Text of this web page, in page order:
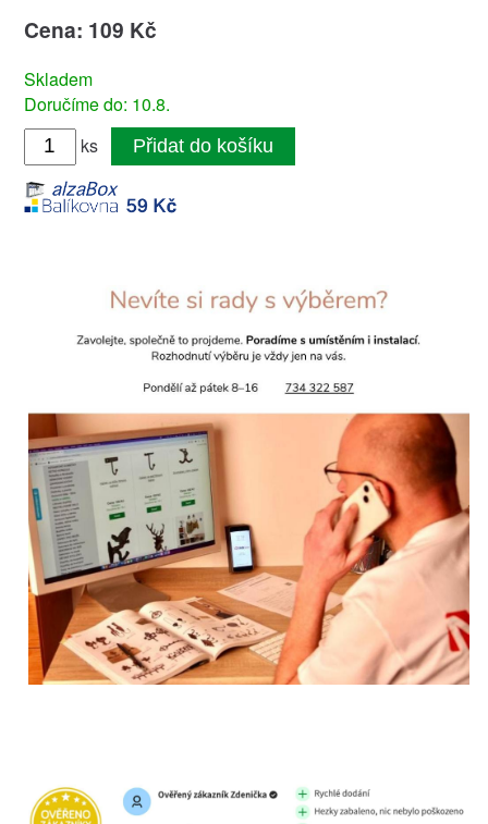
Cena: 109 Kč
Skladem
Doručíme do: 10.8.
ks
Přidat do košíku